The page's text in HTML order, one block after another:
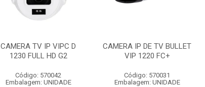
CAMERA TV IP VIPC D
1230 FULL HD G2
Código: 570042
Embalagem: UNIDADE
CAMERA IP DE TV BULLET
VIP 1220 FC+
Código: 570031
Embalagem: UNIDADE